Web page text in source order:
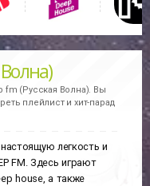
fm (Русская Волна). Вы
плейлист и хит-парад
легкость и
FM. Здесь играют
house, а также